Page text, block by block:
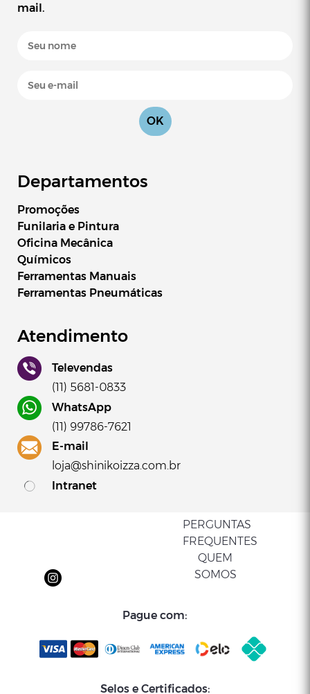
- 21%
mail.
OK
Departamentos
Promoções
Funilaria e Pintura
Oficina Mecânica
Químicos
Ferramentas Manuais
Ferramentas Pneumáticas
Atendimento
Televendas
(11) 5681-0833
WhatsApp
(11) 99786-7621
E-mail
loja@shinikoizza.com.br
Intranet
PERGUNTAS
FREQUENTES
QUEM
SOMOS
Pague com:
Selos e Certificados: